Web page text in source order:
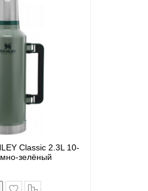
Classic 2.3L 10-
зелёный
в закладки